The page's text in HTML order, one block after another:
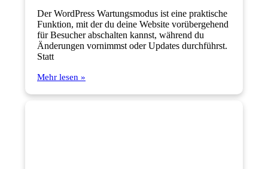
Der WordPress Wartungsmodus ist eine praktische
Funktion, mit der du deine Website vorübergehend
für Besucher abschalten kannst, während du
Änderungen vornimmst oder Updates durchführst.
Statt
Mehr lesen »